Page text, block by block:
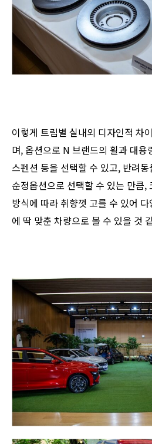
이렇게 트림별 실내외 디자인적 차
며, 옵션으로 N 브랜드의 휠과 대용
스펜션 등을 선택할 수 있고, 반려
순정옵션으로 선택할 수 있는 만큼,
방식에 따라 취향껏 고를 수 있어
에 딱 맞춘 차량으로 볼 수 있을 것